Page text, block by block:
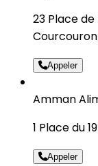
23 Place
Appeler
Amman
1 Place du
Appeler